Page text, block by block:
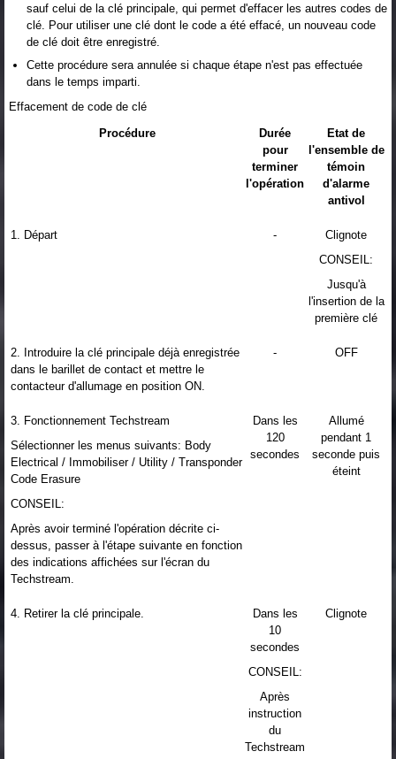
sauf celui de la clé principale, qui permet d'effacer les autres codes de
clé. Pour utiliser une clé dont le code a été effacé, un nouveau code
de clé doit être enregistré.
Cette procédure sera annulée si chaque étape n'est pas effectuée
dans le temps imparti.
Effacement de code de clé
Procédure
Durée
pour
terminer
l'opération
Etat de
l'ensemble de
témoin
d'alarme
antivol
1. Départ -
Clignote
CONSEIL:
Jusqu'à
l'insertion de la
première clé
2. Introduire la clé principale déjà enregistrée
dans le barillet de contact et mettre le
contacteur d'allumage en position ON.
- OFF
3. Fonctionnement Techstream
Sélectionner les menus suivants: Body
Electrical / Immobiliser / Utility / Transponder
Code Erasure
CONSEIL:
Après avoir terminé l'opération décrite ci-
dessus, passer à l'étape suivante en fonction
des indications affichées sur l'écran du
Techstream.
Dans les
120
secondes
Allumé
pendant 1
seconde puis
éteint
4. Retirer la clé principale.
Dans les
10
secondes
CONSEIL:
Après
instruction
du
Techstream
Clignote